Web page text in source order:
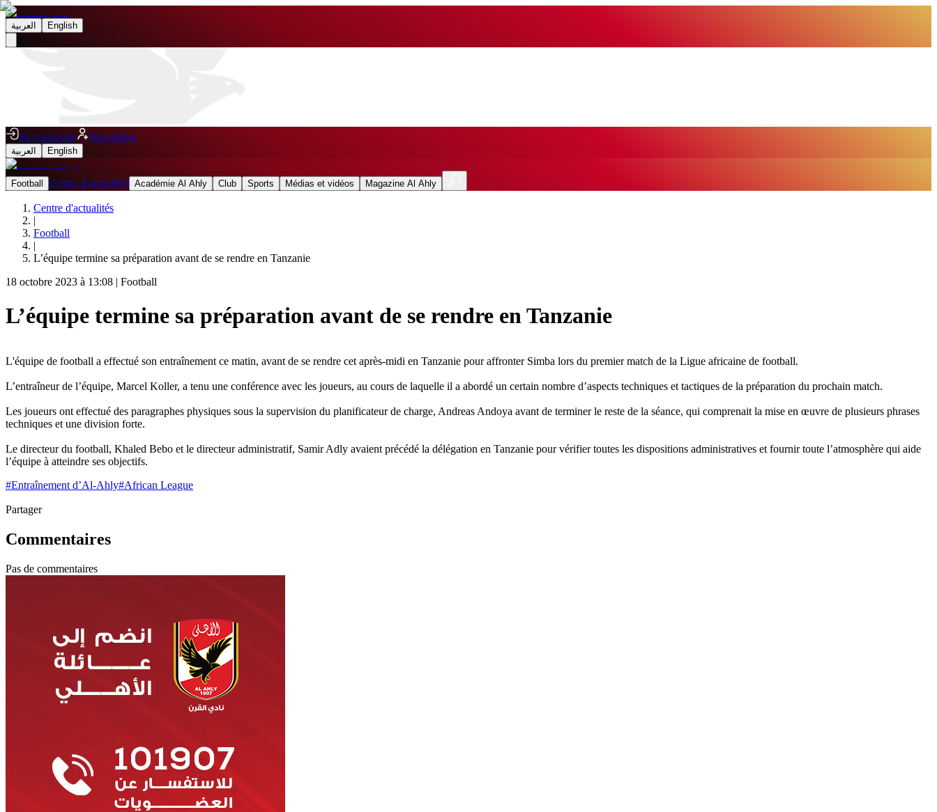
العربية English
Se connecter Inscription
العربية English
Football Centre d'actualités Académie Al Ahly Club Sports Médias et vidéos Magazine Al Ahly
Centre d'actualités
|
Football
|
L’équipe termine sa préparation avant de se rendre en Tanzanie
18 octobre 2023 à 13:08 | Football
L’équipe termine sa préparation avant de se rendre en Tanzanie
L'équipe de football a effectué son entraînement ce matin, avant de se rendre cet après-midi en Tanzanie pour affronter Simba lors du premier match de la Ligue africaine de football.
L’entraîneur de l’équipe, Marcel Koller, a tenu une conférence avec les joueurs, au cours de laquelle il a abordé un certain nombre d’aspects techniques et tactiques de la préparation du prochain match.
Les joueurs ont effectué des paragraphes physiques sous la supervision du planificateur de charge, Andreas Andoya avant de terminer le reste de la séance, qui comprenait la mise en œuvre de plusieurs phrases
techniques et une division forte.
Le directeur du football, Khaled Bebo et le directeur administratif, Samir Adly avaient précédé la délégation en Tanzanie pour vérifier toutes les dispositions administratives et fournir toute l’atmosphère qui aide
l’équipe à atteindre ses objectifs.
#Entraînement d’Al-Ahly#African League
Partager
Commentaires
Pas de commentaires